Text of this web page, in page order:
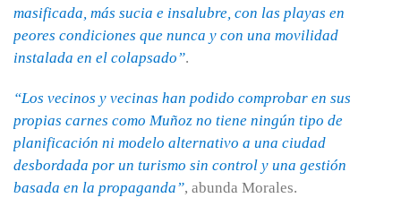
masificada, más sucia e insalubre, con las playas en
peores condiciones que nunca y con una movilidad
instalada en el colapsado”.
“Los vecinos y vecinas han podido comprobar en sus
propias carnes como Muñoz no tiene ningún tipo de
planificación ni modelo alternativo a una ciudad
desbordada por un turismo sin control y una gestión
basada en la propaganda”, abunda Morales.